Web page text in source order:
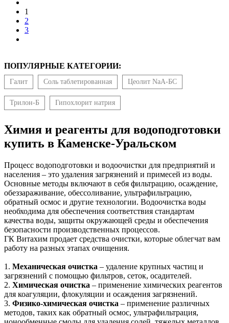
1
2
3
ПОПУЛЯРНЫЕ КАТЕГОРИИ:
Галит Соль таблетированная Цеолит NaA-БС
Трилон-Б Гипохлорит натрия
Химия и реагенты для водоподготовки
купить в Каменске-Уральском
Процесс водоподготовки и водоочистки для предприятий и
населения – это удаления загрязнений и примесей из воды.
Основные методы включают в себя фильтрацию, осаждение,
обеззараживание, обессоливание, ультрафильтрацию,
обратный осмос и другие технологии. Водоочистка воды
необходима для обеспечения соответствия стандартам
качества воды, защиты окружающей среды и обеспечения
безопасности производственных процессов.
ГК Витахим продает средства очистки, которые облегчат вам
работу на разных этапах очищения.
1. Механическая очистка – удаление крупных частиц и
загрязнений с помощью фильтров, сеток, осадителей.
2. Химическая очистка – применение химических реагентов
для коагуляции, флокуляции и осаждения загрязнений.
3. Физико-химическая очистка – применение различных
методов, таких как обратный осмос, ультрафильтрация,